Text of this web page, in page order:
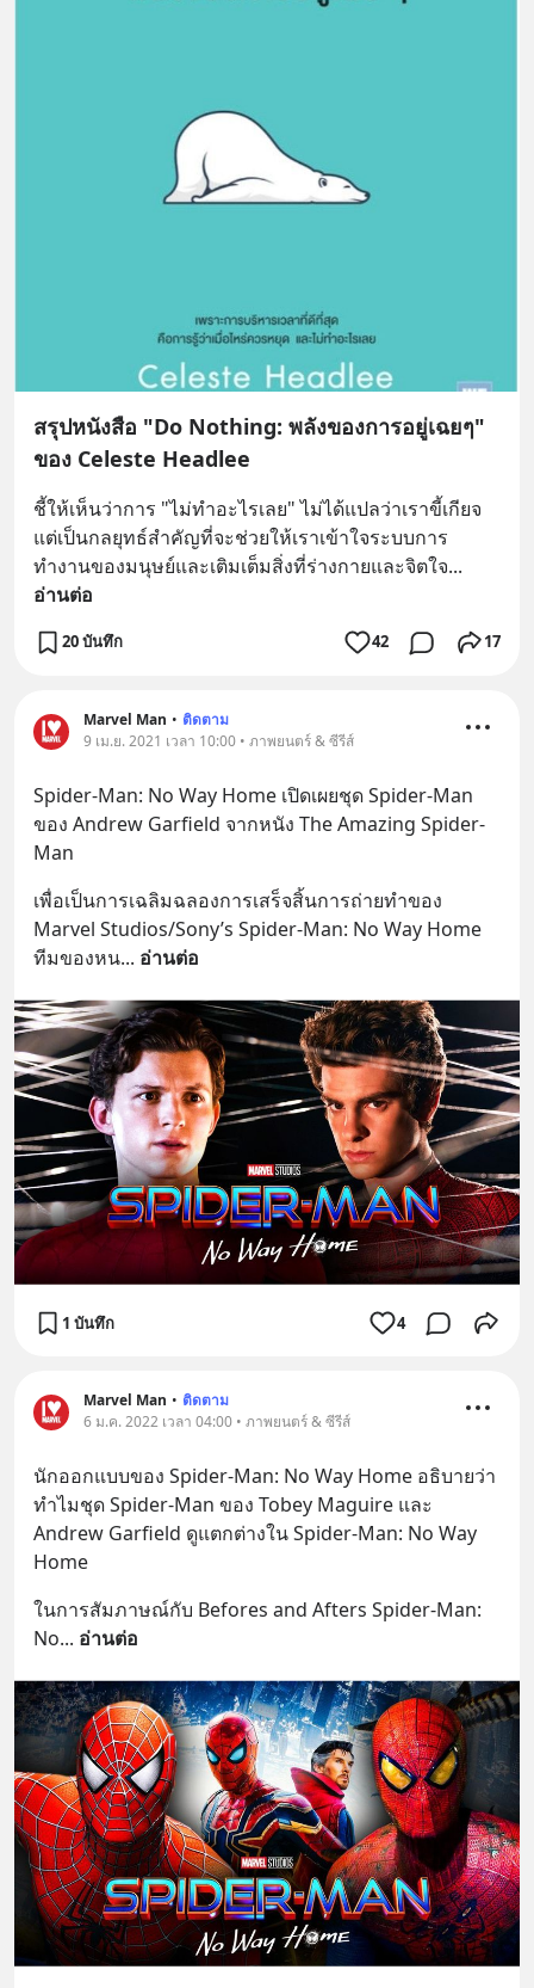
สรุปหนังสือ "Do Nothing: พลังของการอยู่เฉยๆ"
ของ Celeste Headlee
ชี้ให้เห็นว่าการ "ไม่ทำอะไรเลย" ไม่ได้แปลว่าเราขี้เกียจ
แต่เป็นกลยุทธ์สำคัญที่จะช่วยให้เราเข้าใจระบบการ
ทำงานของมนุษย์และเติมเต็มสิ่งที่ร่างกายและจิตใจ
อ่านต่อ
20 บันทึก 42 17
Marvel Man • ติดตาม
9 เม.ย. 2021 เวลา 10:00 • ภาพยนตร์ & ซีรีส์
Spider-Man: No Way Home เปิดเผยชุด Spider-Man
ของ Andrew Garfield จากหนัง The Amazing Spider-
Man
เพื่อเป็นการเฉลิมฉลองการเสร็จสิ้นการถ่ายทำของ
Marvel Studios/Sony’s Spider-Man: No Way Home
ทีมของหน... อ่านต่อ
1 บันทึก 4
Marvel Man • ติดตาม
6 ม.ค. 2022 เวลา 04:00 • ภาพยนตร์ & ซีรีส์
นักออกแบบของ Spider-Man: No Way Home อธิบายว่า
ทำไมชุด Spider-Man ของ Tobey Maguire และ
Andrew Garfield ดูแตกต่างใน Spider-Man: No Way
Home
ในการสัมภาษณ์กับ Befores and Afters Spider-Man:
No... อ่านต่อ